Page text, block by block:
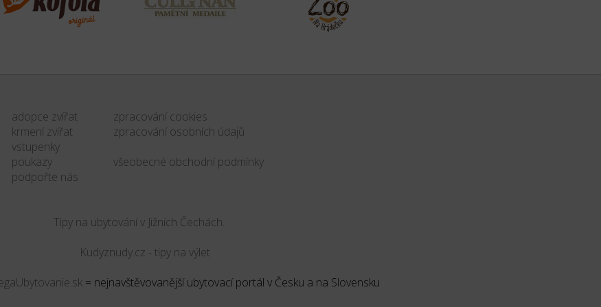
adopce zvířat
krmení zvířat
vstupenky
poukazy
podpořte nás
zpracování cookies
zpracování osobních údajů
všeobecné obchodní podmínky
Tipy na ubytování v Jižních Čechách.
= nejnavštěvovanější ubytovací portál v Česku a na Slovensku